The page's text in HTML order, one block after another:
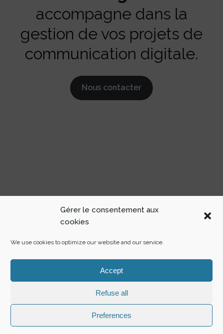
Gérer le consentement aux
cookies
We use cookies to optimize our website and our service.
Accept
Refuse all
Preferences
accompagne dans la
gestion de vos projets de
communication digitale.
Nous contacter
The Good Consulting® SARL - Tous Droits Réservés 2021
Powered byWordPress